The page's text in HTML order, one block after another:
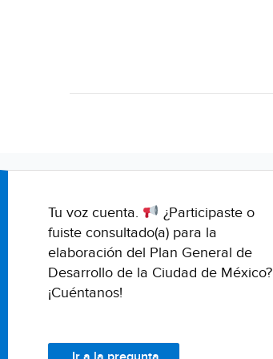
Tu voz cuenta.
¿Participaste o
fuiste consultado(a) para la
elaboración del Plan General de
Desarrollo de la Ciudad de México?
¡Cuéntanos!